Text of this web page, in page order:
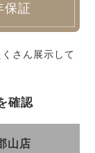
保証
さん展示して
確認
山店